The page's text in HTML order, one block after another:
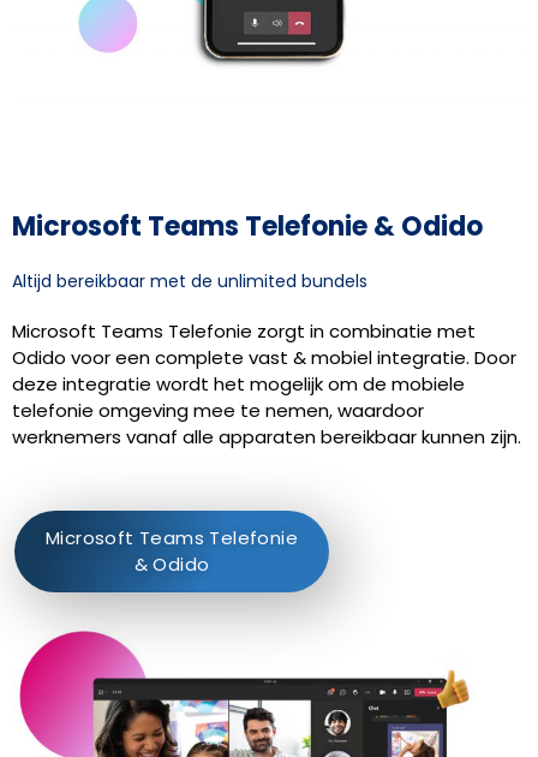
Microsoft Teams Telefonie & Odido
Altijd bereikbaar met de unlimited bundels​
Microsoft Teams Telefonie zorgt in combinatie met
Odido voor een complete vast & mobiel integratie. Door
deze integratie wordt het mogelijk om de mobiele
telefonie omgeving mee te nemen, waardoor
werknemers vanaf alle apparaten bereikbaar kunnen zijn.
Microsoft Teams Telefonie
& Odido